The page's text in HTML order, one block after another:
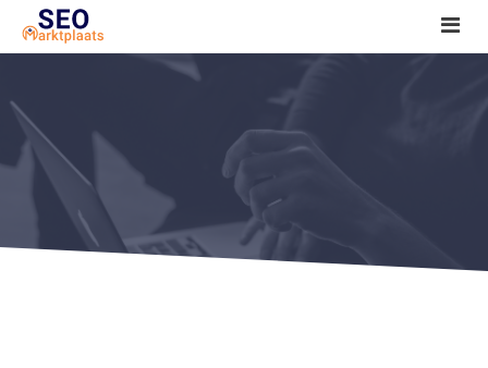
SEO tools reviews
Marketeer bij jou in de buurt?
Offerte
1. Seo voor beginners +
2. Onderzoeken +